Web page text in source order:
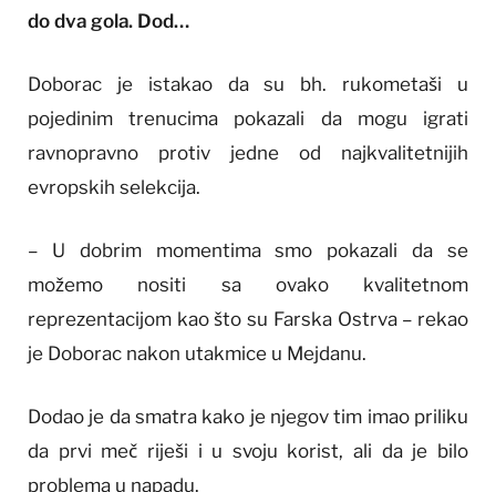
do dva gola. Dod…
Doborac je istakao da su bh. rukometaši u
pojedinim trenucima pokazali da mogu igrati
ravnopravno protiv jedne od najkvalitetnijih
evropskih selekcija.
– U dobrim momentima smo pokazali da se
možemo nositi sa ovako kvalitetnom
reprezentacijom kao što su Farska Ostrva – rekao
je Doborac nakon utakmice u Mejdanu.
Dodao je da smatra kako je njegov tim imao priliku
da prvi meč riješi i u svoju korist, ali da je bilo
problema u napadu.